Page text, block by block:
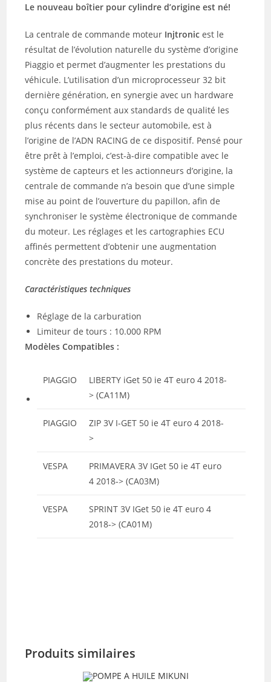
Le nouveau boîtier pour cylindre d’origine est né!
La centrale de commande moteur Injtronic est le
résultat de l’évolution naturelle du système d’origine
Piaggio et permet d’augmenter les prestations du
véhicule. L’utilisation d’un microprocesseur 32 bit
dernière génération, en synergie avec un hardware
conçu conformément aux standards de qualité les
plus récents dans le secteur automobile, est à
l’origine de l’ADN RACING de ce dispositif. Pensé pour
être prêt à l’emploi, c’est-à-dire compatible avec le
système de capteurs et les actionneurs d’origine, la
centrale de commande n’a besoin que d’une simple
mise au point de l’ouverture du papillon, afin de
synchroniser le système électronique de commande
du moteur. Les réglages et les cartographies ECU
affinés permettent d’obtenir une augmentation
concrète des prestations du moteur.
Caractéristiques techniques
Réglage de la carburation
Limiteur de tours : 10.000 RPM
Modèles Compatibles :
PIAGGIO
LIBERTY iGet 50 ie 4T euro 4 2018-
> (CA11M)
PIAGGIO
ZIP 3V I-GET 50 ie 4T euro 4 2018-
>
VESPA
PRIMAVERA 3V IGet 50 ie 4T euro
4 2018-> (CA03M)
VESPA
SPRINT 3V IGet 50 ie 4T euro 4
2018-> (CA01M)
Produits similaires